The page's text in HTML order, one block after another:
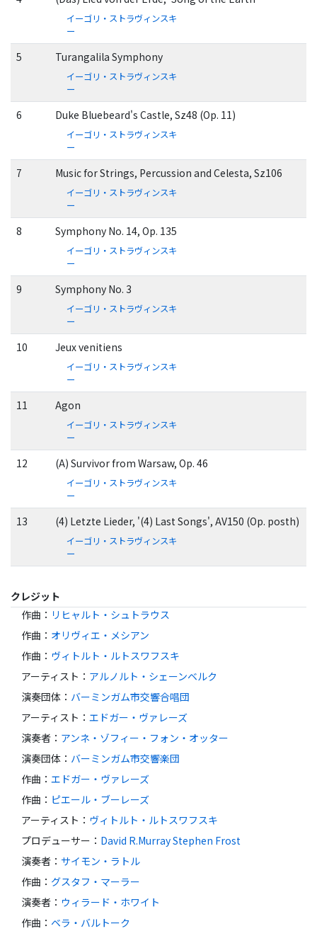
イーゴリ・ストラヴィンスキ
ー
5 Turangalila Symphony
イーゴリ・ストラヴィンスキ
ー
6 Duke Bluebeard's Castle, Sz48 (Op. 11)
イーゴリ・ストラヴィンスキ
ー
7 Music for Strings, Percussion and Celesta, Sz106
イーゴリ・ストラヴィンスキ
ー
8 Symphony No. 14, Op. 135
イーゴリ・ストラヴィンスキ
ー
9 Symphony No. 3
イーゴリ・ストラヴィンスキ
ー
10 Jeux venitiens
イーゴリ・ストラヴィンスキ
ー
11 Agon
イーゴリ・ストラヴィンスキ
ー
12 (A) Survivor from Warsaw, Op. 46
イーゴリ・ストラヴィンスキ
ー
13 (4) Letzte Lieder, '(4) Last Songs', AV150 (Op. posth)
イーゴリ・ストラヴィンスキ
ー
クレジット
作曲 ： リヒャルト・シュトラウス
作曲 ： オリヴィエ・メシアン
作曲 ： ヴィトルト・ルトスワフスキ
アーティスト ： アルノルト・シェーンベルク
演奏団体 ： バーミンガム市交響合唱団
アーティスト ： エドガー・ヴァレーズ
演奏者 ： アンネ・ゾフィー・フォン・オッター
演奏団体 ： バーミンガム市交響楽団
作曲 ： エドガー・ヴァレーズ
作曲 ： ピエール・ブーレーズ
アーティスト ： ヴィトルト・ルトスワフスキ
プロデューサー ： David R.Murray Stephen Frost
演奏者 ： サイモン・ラトル
作曲 ： グスタフ・マーラー
演奏者 ： ウィラード・ホワイト
作曲 ： ベラ・バルトーク